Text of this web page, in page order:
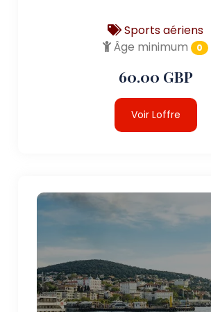
Sports aériens
Âge minimum
0
60.00 GBP
Voir Loffre